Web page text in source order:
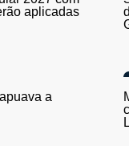
aplicadas